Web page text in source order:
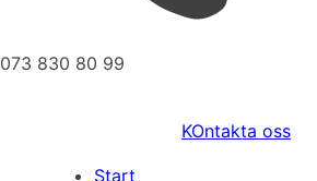
073 830 80 99
KOntakta oss
Start